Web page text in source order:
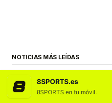
NOTICIAS MÁS LEÍDAS
8SPORTS.es
8SPORTS en tu móvil.